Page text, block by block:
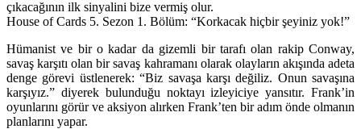
çıkacağının ilk sinyalini bize vermiş olur.
House of Cards 5. Sezon 1. Bölüm: “Korkacak hiçbir şeyiniz yok!”
Hümanist ve bir o kadar da gizemli bir tarafı olan rakip Conway,
savaş karşıtı olan bir savaş kahramanı olarak olayların akışında adeta
denge görevi üstlenerek: “Biz savaşa karşı değiliz. Onun savaşına
karşıyız.” diyerek bulunduğu noktayı izleyiciye yansıtır. Frank’in
oyunlarını görür ve aksiyon alırken Frank’ten bir adım önde olmanın
planlarını yapar.